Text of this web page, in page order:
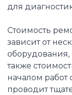
для
Стоимость
зависит от
оборудования,
также
началом работ
проводит